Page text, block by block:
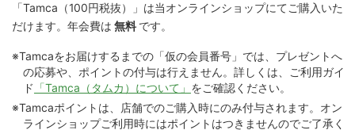
「Tamca （100円税抜）
」は当オンラインショップにてご購⼊いた
だけます。 年会費は 無料 です。
※Tamcaをお届けするまでの「仮の会員番号」では、プレゼントへ
の応募や、ポイントの付与は⾏えません。詳しくは、ご利⽤ガイ
ド 「Tamca（タムカ）について」 をご確認ください。
※Tamcaポイントは、店舗でのご購⼊時にのみ付与されます。オン
ラインショップご利用時にはポイントはつきませんのでご了承く